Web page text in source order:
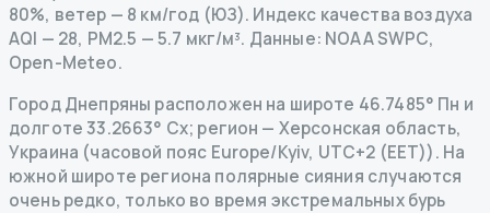
80%, ветер — 8 км/год (ЮЗ). Индекс качества воздуха
AQI — 28, PM2.5 — 5.7 мкг/м³. Данные: NOAA SWPC,
Open-Meteo.
Город Днепряны расположен на широте 46.7485° Пн и
долготе 33.2663° Сх; регион — Херсонская область,
Украина (часовой пояс Europe/Kyiv, UTC+2 (EET)). На
южной широте региона полярные сияния случаются
очень редко, только во время экстремальных бурь